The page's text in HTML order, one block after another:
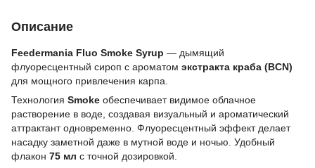
Описание
Feedermania Fluo Smoke Syrup — дымящий
флуоресцентный сироп с ароматом экстракта краба (BCN)
для мощного привлечения карпа.
Технология Smoke обеспечивает видимое облачное
растворение в воде, создавая визуальный и ароматический
аттрактант одновременно. Флуоресцентный эффект делает
насадку заметной даже в мутной воде и ночью. Удобный
флакон 75 мл с точной дозировкой.